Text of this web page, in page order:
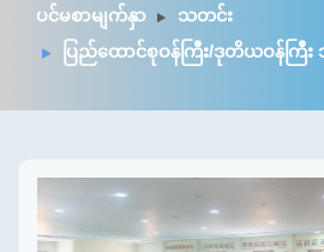
ပင်မစာမျက်နှာ
သတင်း
ပြည်ထောင်စုဝန်ကြီး/ဒုတိယဝန်ကြီး